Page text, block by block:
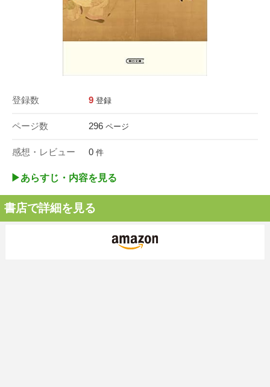
登録数 9 登録
ページ数 296 ページ
感想・レビュー 0 件
▶︎あらすじ・内容を見る
書店で詳細を見る